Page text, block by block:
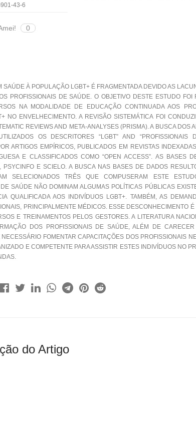
43-6
0
SAÚDE À POPULAÇÃO LGBT+ É FRAGMENTADA DEVIDO AS
PROFISSIONAIS DE SAÚDE. O OBJETIVO DESTE ESTUDO
NA MODALIDADE DE EDUCAÇÃO CONTINUADA AOS
NO ENVELHECIMENTO. A REVISÃO SISTEMÁTICA FOI
REVIEWS AND META-ANALYSES (PRISMA). A BUSCA DOS
OS DESCRITORES “LGBT” AND
ARTIGOS EMPÍRICOS, PUBLICADOS EM REVISTAS
E CLASSIFICADOS COMO “OPEN ACCESS”. AS BASES
PSYCINFO E SCIELO. A BUSCA NAS BASES DE DADOS
SELECIONADOS TRÊS QUE COMPUSERAM ESTE
DE SAÚDE NÃO DOMINAM ALGUMAS POLÍTICAS PÚBLICAS
QUALIFICADA AOS INDIVÍDUOS LGBT+. TAMBÉM, AS
PRINCIPALMENTE MÉDICOS. ESSE DESCONHECIMENTO
E TREINAMENTOS PELOS GESTORES. A LITERATURA
DOS PROFISSIONAIS DE SAÚDE, ALÉM DE
FOMENTAR CAPACITAÇÕES DOS PROFISSIONAIS
E COMPETENTE PARA ASSISTIR ESTES INDIVÍDUOS NO
do Artigo